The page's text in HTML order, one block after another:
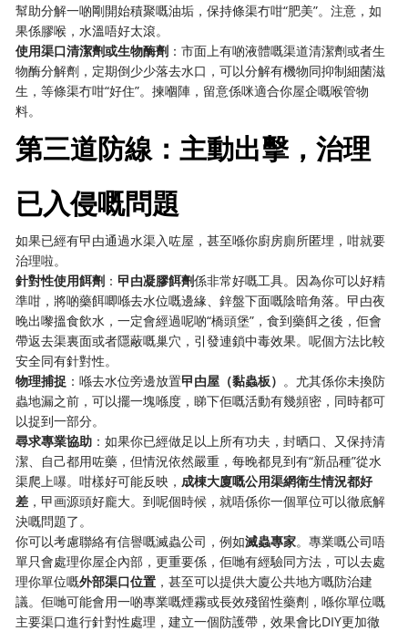
幫助分解一啲剛開始積聚嘅油垢，保持條渠冇咁“肥美”。注意，如
果係膠喉，水溫唔好太滾。
使用渠口清潔劑或生物酶劑 ：市面上有啲液體嘅渠道清潔劑或者生
物酶分解劑，定期倒少少落去水口，可以分解有機物同抑制細菌滋
生，等條渠冇咁“好住”。揀嗰陣，留意係咪適合你屋企嘅喉管物
料。
第三道防線：主動出擊，治理
已入侵嘅問題
如果已經有曱甴通過水渠入咗屋，甚至喺你廚房廁所匿埋，咁就要
治理啦。
針對性使用餌劑 ： 曱甴凝膠餌劑係非常好嘅工具。因為你可以好精
準咁，將啲藥餌唧喺去水位嘅邊緣、鋅盤下面嘅陰暗角落。曱甴夜
晚出嚟搵食飲水，一定會經過呢啲“橋頭堡”，食到藥餌之後，佢會
帶返去渠裏面或者隱蔽嘅巢穴，引發連鎖中毒效果。呢個方法比較
安全同有針對性。
物理捕捉 ：喺去水位旁邊放置曱甴屋（黏蟲板） 。尤其係你未換防
蟲地漏之前，可以擺一塊喺度，睇下佢嘅活動有幾頻密，同時都可
以捉到一部分。
尋求專業協助 ：如果你已經做足以上所有功夫，封晒口、又保持清
潔、自己都用咗藥，但情況依然嚴重，每晚都見到有“新品種”從水
渠爬上嚗。咁樣好可能反映，成棟大廈嘅公用渠網衛生情況都好
差 ，曱画源頭好龐大。到呢個時候，就唔係你一個單位可以徹底解
決嘅問題了。
你可以考慮聯絡有信譽嘅滅蟲公司，例如滅蟲專家。專業嘅公司唔
單只會處理你屋企內部，更重要係，佢哋有經驗同方法，可以去處
理你單位嘅外部渠口位置 ，甚至可以提供大廈公共地方嘅防治建
議。佢哋可能會用一啲專業嘅煙霧或長效殘留性藥劑，喺你單位嘅
主要渠口進行針對性處理，建立一個防護帶，效果會比DIY更加徹